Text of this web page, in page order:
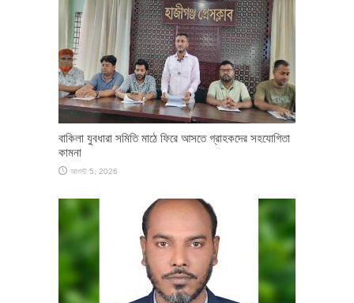
বাকিলা যুবধারা সমিতি মাঠে ফিরে আসতে গ্রাহকদের সহযোগিতা
কামনা
আগস্ট 5, 2026